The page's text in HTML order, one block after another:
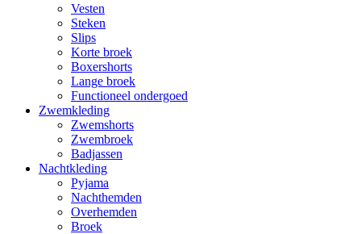
Vesten
Steken
Slips
Korte broek
Boxershorts
Lange broek
Functioneel ondergoed
Zwemkleding
Zwemshorts
Zwembroek
Badjassen
Nachtkleding
Pyjama
Nachthemden
Overhemden
Broek